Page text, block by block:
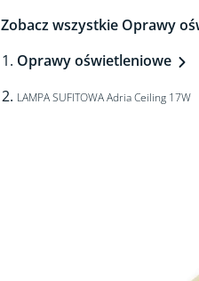
Zobacz wszystkie Oprawy
Oprawy oświetleniowe
LAMPA SUFITOWA Adria Ceiling 17W